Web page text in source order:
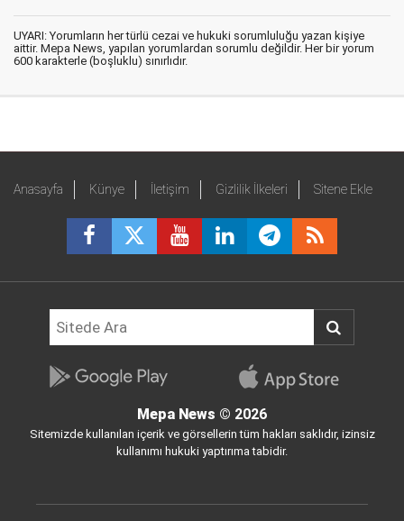
UYARI: Yorumların her türlü cezai ve hukuki sorumluluğu yazan kişiye
aittir. Mepa News, yapılan yorumlardan sorumlu değildir. Her bir yorum
600 karakterle (boşluklu) sınırlıdır.
Anasayfa Künye İletişim Gizlilik İlkeleri Sitene Ekle
Mepa News © 2026
Sitemizde kullanılan içerik ve görsellerin tüm hakları saklıdır, izinsiz
kullanımı hukuki yaptırıma tabidir.